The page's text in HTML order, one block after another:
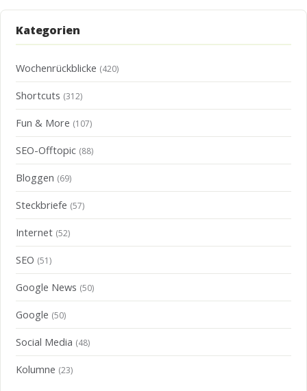
Kategorien
Wochenrückblicke (420)
Shortcuts (312)
Fun & More (107)
SEO-Offtopic (88)
Bloggen (69)
Steckbriefe (57)
Internet (52)
SEO (51)
Google News (50)
Google (50)
Social Media (48)
Kolumne (23)